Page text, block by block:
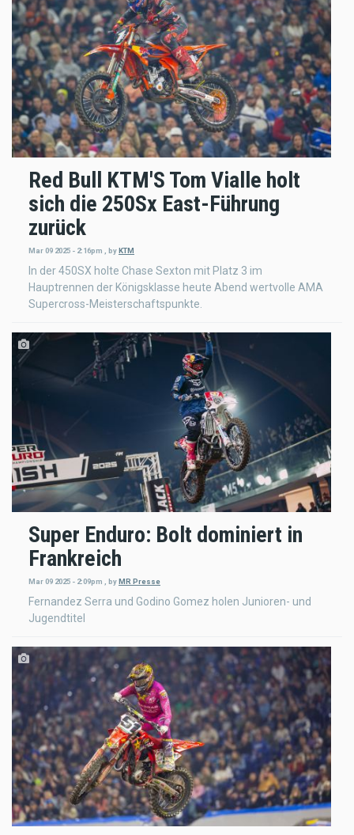
Red Bull KTM'S Tom Vialle holt
sich die 250Sx East-Führung
zurück
Mar 09 2025 - 2:16pm , byKTM
In der 450SX holte Chase Sexton mit Platz 3 im
Hauptrennen der Königsklasse heute Abend wertvolle AMA
Supercross-Meisterschaftspunkte.
Super Enduro: Bolt dominiert in
Frankreich
Mar 09 2025 - 2:09pm , byMR Presse
Fernandez Serra und Godino Gomez holen Junioren- und
Jugendtitel